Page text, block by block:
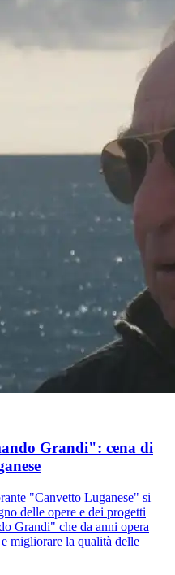
Grandi": cena di
"Canvetto Luganese" si
delle opere e dei progetti
Grandi" che da anni opera
migliorare la qualità delle